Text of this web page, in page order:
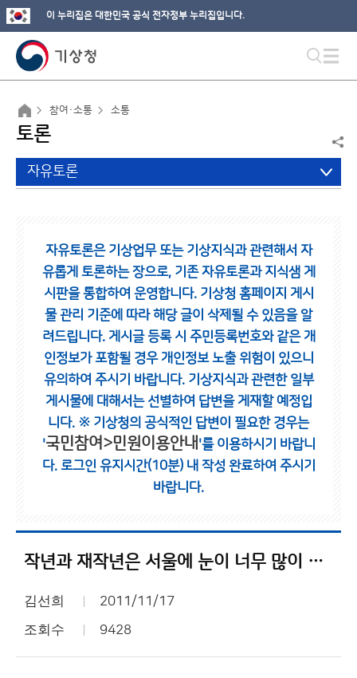
이 누리집은 대한민국 공식 전자정부 누리집입니다.
참여·소통 소통
토론
자유토론
자유토론은 기상업무 또는 기상지식과 관련해서 자
유롭게 토론하는 장으로, 기존 자유토론과 지식샘 게
시판을 통합하여 운영합니다. 기상청 홈페이지 게시
물 관리 기준에 따라 해당 글이 삭제될 수 있음을 알
려드립니다. 게시글 등록 시 주민등록번호와 같은 개
인정보가 포함될 경우 개인정보 노출 위험이 있으니
유의하여 주시기 바랍니다. 기상지식과 관련한 일부
게시물에 대해서는 선별하여 답변을 게재할 예정입
니다. ※ 기상청의 공식적인 답변이 필요한 경우는
'국민참여>민원이용안내 '를 이용하시기 바랍니
다. 로그인 유지시간(10분) 내 작성 완료하여 주시기
바랍니다.
작년과 재작년은 서울에 눈이 너무 많이 내려서
김선희 2011/11/17
조회수 9428